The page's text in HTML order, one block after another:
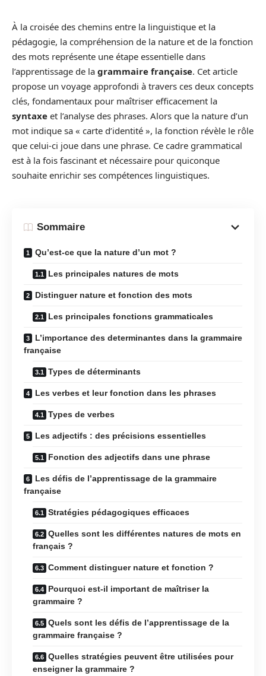
À la croisée des chemins entre la linguistique et la
pédagogie, la compréhension de la nature et de la fonction
des mots représente une étape essentielle dans
l’apprentissage de la grammaire française. Cet article
propose un voyage approfondi à travers ces deux concepts
clés, fondamentaux pour maîtriser efficacement la
syntaxe et l’analyse des phrases. Alors que la nature d’un
mot indique sa « carte d’identité », la fonction révèle le rôle
que celui-ci joue dans une phrase. Ce cadre grammatical
est à la fois fascinant et nécessaire pour quiconque
souhaite enrichir ses compétences linguistiques.
Sommaire
Qu’est-ce que la nature d’un mot ?
Les principales natures de mots
Distinguer nature et fonction des mots
Les principales fonctions grammaticales
L’importance des determinantes dans la grammaire
française
Types de déterminants
Les verbes et leur fonction dans les phrases
Types de verbes
Les adjectifs : des précisions essentielles
Fonction des adjectifs dans une phrase
Les défis de l’apprentissage de la grammaire
française
Stratégies pédagogiques efficaces
Quelles sont les différentes natures de mots en
français ?
Comment distinguer nature et fonction ?
Pourquoi est-il important de maîtriser la
grammaire ?
Quels sont les défis de l’apprentissage de la
grammaire française ?
Quelles stratégies peuvent être utilisées pour
enseigner la grammaire ?